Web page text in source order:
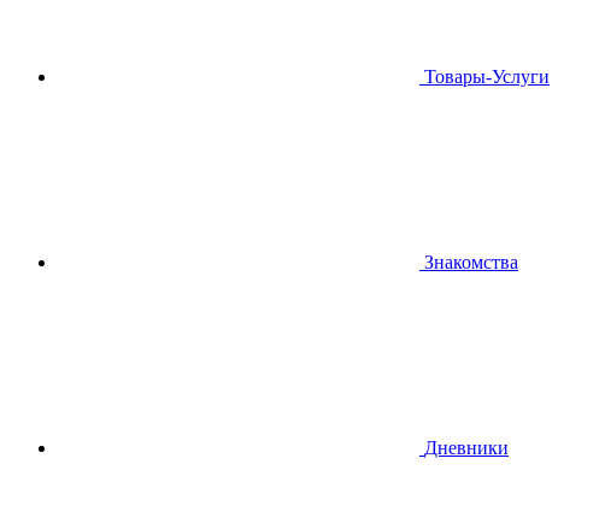
Товары-Услуги
Знакомства
Дневники